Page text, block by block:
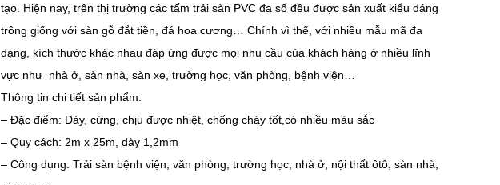
tạo. Hiện nay, trên thị trường các tấm trải sàn PVC đa số đều được sản xuất kiểu dáng
trông giống với sàn gỗ đắt tiền, đá hoa cương… Chính vì thế, với nhiều mẫu mã đa
dạng, kích thước khác nhau đáp ứng được mọi nhu cầu của khách hàng ở nhiều lĩnh
vực như nhà ở, sàn nhà, sàn xe, trường học, văn phòng, bệnh viện…
Thông tin chi tiết sản phẩm:
– Đặc điểm: Dày, cứng, chịu được nhiệt, chống cháy tốt,có nhiều màu sắc
– Quy cách: 2m x 25m, dày 1,2mm
– Công dụng: Trải sàn bệnh viện, văn phòng, trường học, nhà ở, nội thất ôtô, sàn nhà,